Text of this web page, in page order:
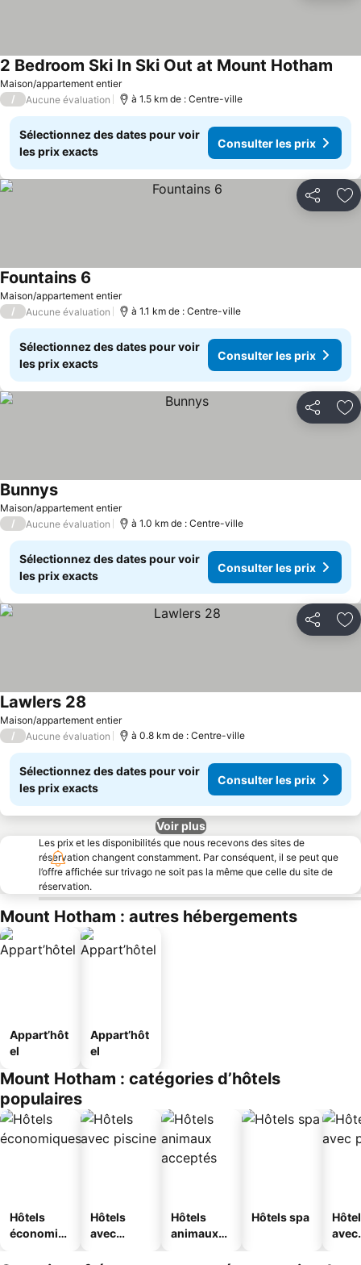
Maison/appartement entier
2 Bedroom Ski In Ski Out at Mount Hotham
/ Aucune évaluation à 1.5 km de : Centre-ville
Sélectionnez des dates pour voir
les prix exacts
Consulter les prix
Partager
Maison/appartement entier
Fountains 6
/ Aucune évaluation à 1.1 km de : Centre-ville
Sélectionnez des dates pour voir
les prix exacts
Consulter les prix
Partager
Maison/appartement entier
BunnysConsulter les prix
/ Aucune évaluation à 1.0 km de : Centre-ville
Sélectionnez des dates pour voir
les prix exacts
Consulter les prix
Partager
Maison/appartement entier
Lawlers 28
/ Aucune évaluation à 0.8 km de : Centre-ville
Sélectionnez des dates pour voir
les prix exacts
Consulter les prix
Voir plus
Les prix et les disponibilités que nous recevons des sites de
réservation changent constamment. Par conséquent, il se peut que
l’offre affichée sur trivago ne soit pas la même que celle du site de
réservation.
Mount Hotham : autres hébergements
Appart’hôt
el
Appart’hôt
el
Mount Hotham : catégories d’hôtels
populaires
Hôtels
économiq
Hôtels
avec
Hôtels
animaux
Hôtels spa
avec